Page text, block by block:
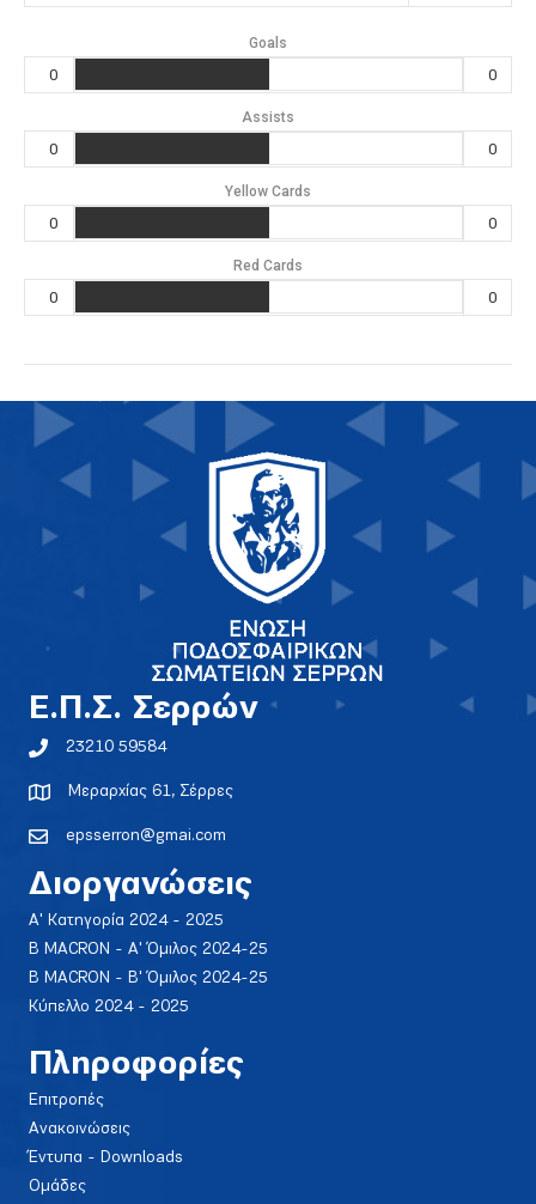
Goals
0 0
Assists
0 0
Yellow Cards
0 0
Red Cards
0 0
E.Π.Σ. Σερρών
23210 59584
Μεραρχίας 61, Σέρρες
epsserron@gmai.com
Διοργανώσεις
Α' Κατηγορία 2024 - 2025
Β MACRON - Α' Όμιλος 2024-25
Β MACRON - Β' Όμιλος 2024-25
Κύπελλο 2024 - 2025
Πληροφορίες
Επιτροπές
Ανακοινώσεις
Έντυπα - Downloads
Ομάδες